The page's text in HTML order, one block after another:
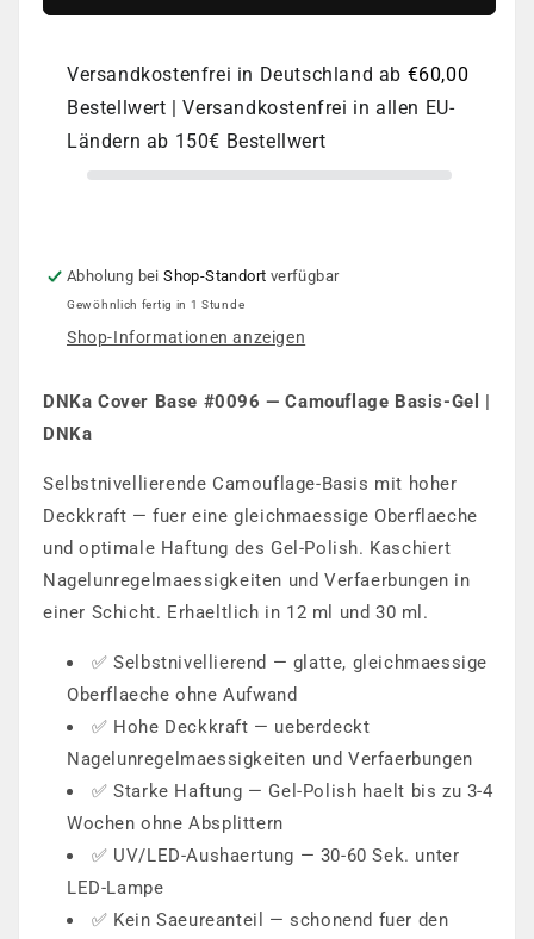
Versandkostenfrei in Deutschland ab €60,00
Bestellwert | Versandkostenfrei in allen EU-
Ländern ab 150€ Bestellwert
Abholung beiShop-Standort verfügbar
Gewöhnlich fertig in 1 Stunde
Shop-Informationen anzeigen
DNKa Cover Base #0096 — Camouflage Basis-Gel |
DNKa
Selbstnivellierende Camouflage-Basis mit hoher
Deckkraft — fuer eine gleichmaessige Oberflaeche
und optimale Haftung des Gel-Polish. Kaschiert
Nagelunregelmaessigkeiten und Verfaerbungen in
einer Schicht. Erhaeltlich in 12 ml und 30 ml.
✅ Selbstnivellierend — glatte, gleichmaessige
Oberflaeche ohne Aufwand
✅ Hohe Deckkraft — ueberdeckt
Nagelunregelmaessigkeiten und Verfaerbungen
✅ Starke Haftung — Gel-Polish haelt bis zu 3-4
Wochen ohne Absplittern
✅ UV/LED-Aushaertung — 30-60 Sek. unter
LED-Lampe
✅ Kein Saeureanteil — schonend fuer den